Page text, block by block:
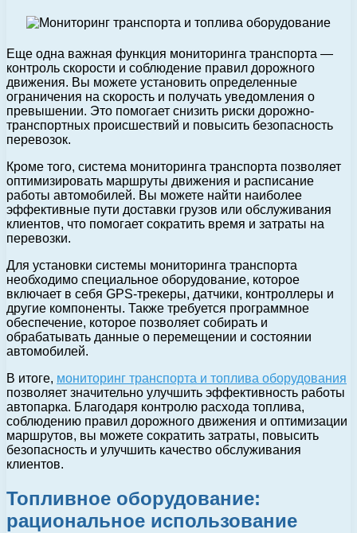
Еще одна важная функция мониторинга транспорта —
контроль скорости и соблюдение правил дорожного
движения. Вы можете установить определенные
ограничения на скорость и получать уведомления о
превышении. Это помогает снизить риски дорожно-
транспортных происшествий и повысить безопасность
перевозок.
Кроме того, система мониторинга транспорта позволяет
оптимизировать маршруты движения и расписание
работы автомобилей. Вы можете найти наиболее
эффективные пути доставки грузов или обслуживания
клиентов, что помогает сократить время и затраты на
перевозки.
Для установки системы мониторинга транспорта
необходимо специальное оборудование, которое
включает в себя GPS-трекеры, датчики, контроллеры и
другие компоненты. Также требуется программное
обеспечение, которое позволяет собирать и
обрабатывать данные о перемещении и состоянии
автомобилей.
В итоге, мониторинг транспорта и топлива оборудования
позволяет значительно улучшить эффективность работы
автопарка. Благодаря контролю расхода топлива,
соблюдению правил дорожного движения и оптимизации
маршрутов, вы можете сократить затраты, повысить
безопасность и улучшить качество обслуживания
клиентов.
Топливное оборудование:
рациональное использование